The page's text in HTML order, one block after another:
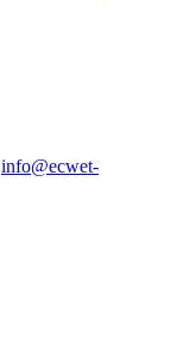
info@ecwet-